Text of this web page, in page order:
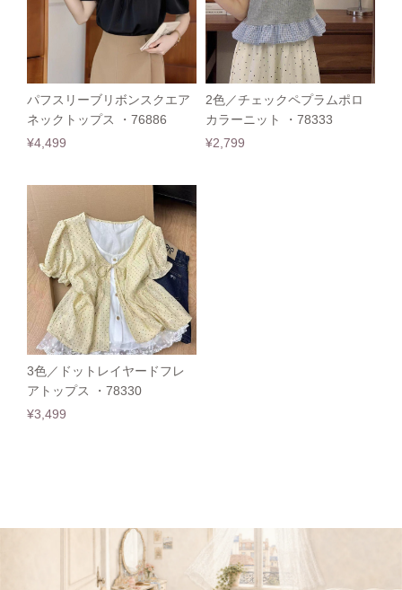
パフスリーブリボンスクエア
ネックトップス ・76886
¥4,499
2色／チェックペプラムポロ
カラーニット ・78333
¥2,799
3色／ドットレイヤードフレ
アトップス ・78330
¥3,499